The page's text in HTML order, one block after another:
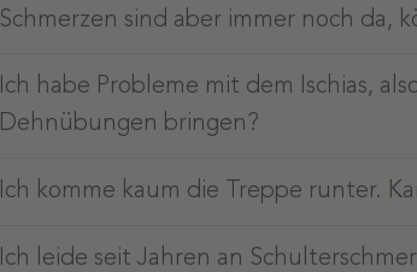
Schmerzen sind aber immer noch da,
Ich habe Probleme mit dem Ischias,
Dehnübungen bringen?
Ich komme kaum die Treppe runter.
Ich leide seit Jahren an